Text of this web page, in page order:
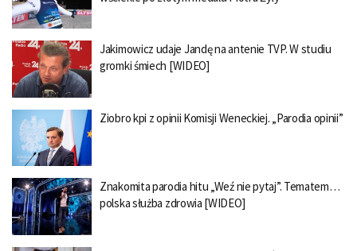
Jakimowicz udaje Jandę na antenie TVP. W studiu
gromki śmiech [WIDEO]
Ziobro kpi z opinii Komisji Weneckiej. „Parodia opinii”
Znakomita parodia hitu „Weź nie pytaj”. Tematem…
polska służba zdrowia [WIDEO]